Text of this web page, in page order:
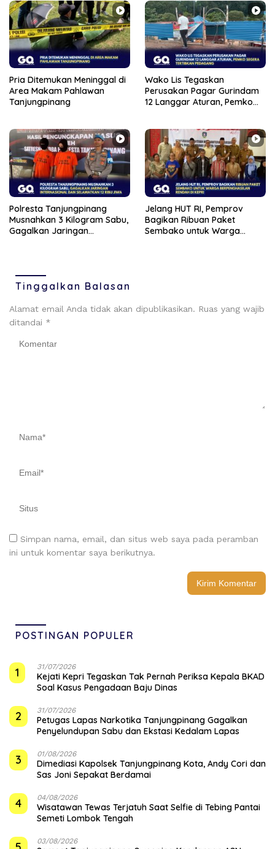
Pria Ditemukan Meninggal di
Area Makam Pahlawan
Tanjungpinang
Wako Lis Tegaskan
Perusakan Pagar Gurindam
12 Langgar Aturan, Pemko
Polresta Tanjungpinang
Musnahkan 3 Kilogram Sabu,
Gagalkan Jaringan
Jelang HUT RI, Pemprov
Bagikan Ribuan Paket
Sembako untuk Warga
Tinggalkan Balasan
Alamat email Anda tidak akan dipublikasikan. Ruas yang wajib
ditandai *
Simpan nama, email, dan situs web saya pada peramban
ini untuk komentar saya berikutnya.
POSTINGAN POPULER
1 31/07/2026
Kejati Kepri Tegaskan Tak Pernah Periksa Kepala BKAD
Soal Kasus Pengadaan Baju Dinas
2 31/07/2026
Petugas Lapas Narkotika Tanjungpinang Gagalkan
Penyelundupan Sabu dan Ekstasi Kedalam Lapas
3 01/08/2026
Dimediasi Kapolsek Tanjungpinang Kota, Andy Cori dan
Sas Joni Sepakat Berdamai
4 04/08/2026
Wisatawan Tewas Terjatuh Saat Selfie di Tebing Pantai
Semeti Lombok Tengah
03/08/2026